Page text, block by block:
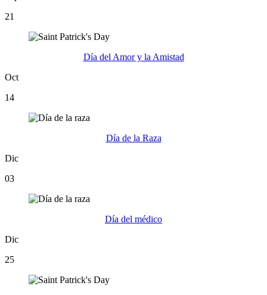
21
Día del Amor y la Amistad
Oct
14
Día de la Raza
Dic
03
Día del médico
Dic
25